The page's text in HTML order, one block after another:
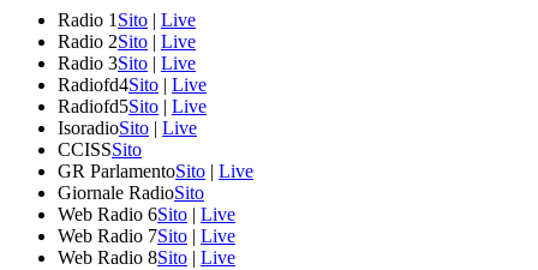
Radio 1 Sito | Live
Radio 2Sito | Live
Radio 3Sito | Live
Radiofd4Sito | Live
Radiofd5Sito | Live
IsoradioSito | Live
CCISSSito
GR ParlamentoSito | Live
Giornale RadioSito
Web Radio 6Sito | Live
Web Radio 7Sito | Live
Web Radio 8Sito | Live